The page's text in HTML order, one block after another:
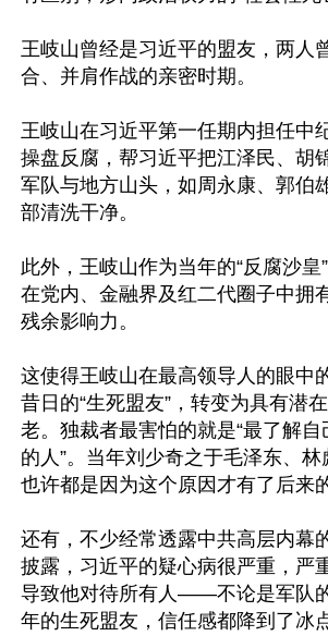
王岐山曾经是习近平的盟友，两人
合、并肩作战的亲密时期。
王岐山在习近平第一任期内担任中
操盘反腐，帮习近平把江泽民、胡
军队与地方山头，如周永康、郭伯
部清洗干净。
此外，王岐山作为当年的“反腐沙皇”
在党内、金融界及红二代圈子中拥
残余影响力。
这使得王岐山在最高领导人的眼中
昔日的“生死盟友”，转变为具有潜
老。独裁者最害怕的就是“最了解
的人”。当年刘少奇之于毛泽东、林
也许都是因为这个原因才有了后来
还有，不少经常透露中共高层内幕
披露，习近平的疑心病很严重，严
导致他对待所有人——不论是军队
年的生死盟友，信任感都降到了冰